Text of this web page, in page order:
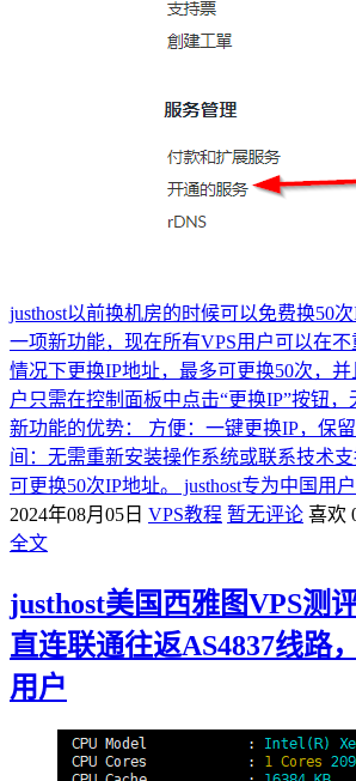
justhost以前换机房的时候可以免费换50
一项新功能，现在所有VPS用户可以在
情况下更换IP地址，最多可更换50次，
户只需在控制面板中点击“更换IP”按钮，
新功能的优势： 方便：一键更换IP，保
间：无需重新安装操作系统或联系技术
可更换50次IP地址。 justhost专为中国用
2024年08月05日 VPS教程 暂无评论 喜欢
全文
justhost美国西雅图VPS测
直连联通往返AS4837线路
用户